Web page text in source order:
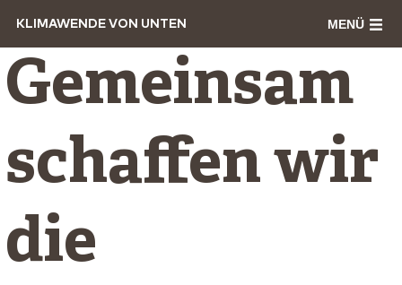
KLIMAWENDE VON UNTEN MENÜ
Gemeinsam
schaffen wir
die